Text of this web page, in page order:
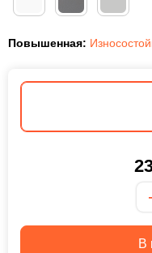
Повышенная:
В